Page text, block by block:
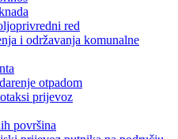
red
i održavanja komunalne
otpadom
prijevoz
površina